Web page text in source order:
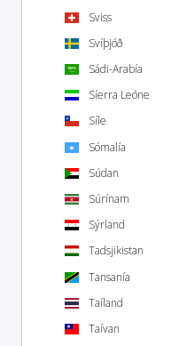
Sviss
Svíþjóð
Sádi-Arabía
Síerra Leóne
Síle
Sómalía
Súdan
Súrínam
Sýrland
Tadsjikistan
Tansanía
Taíland
Taívan